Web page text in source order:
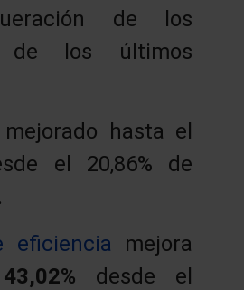
de los
de los últimos
hasta el
el 20,86% de
eficiencia mejora
43,02% desde el